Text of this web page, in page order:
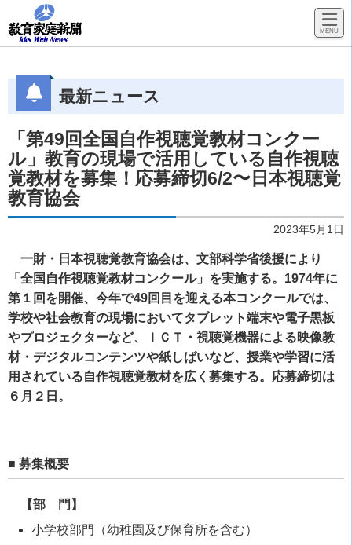
最新ニュース
「第49回全国自作視聴覚教材コンクー
ル」教育の現場で活用している自作視聴
覚教材を募集！応募締切6/2〜日本視聴覚
教育協会
2023年5月1日
一財・日本視聴覚教育協会は、文部科学省後援により
「全国自作視聴覚教材コンクール」を実施する。1974年に
第１回を開催、今年で49回目を迎える本コンクールでは、
学校や社会教育の現場においてタブレット端末や電子黒板
やプロジェクターなど、ＩＣＴ・視聴覚機器による映像教
材・デジタルコンテンツや紙しばいなど、授業や学習に活
用されている自作視聴覚教材を広く募集する。応募締切は
６月２日。
■ 募集概要
【部 門】
小学校部門（幼稚園及び保育所を含む）